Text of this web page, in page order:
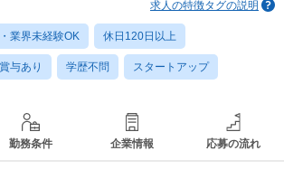
求人の特徴タグの説明
業界未経験OK 休日120日以上
賞与あり 学歴不問 スタートアップ
勤務条件 企業情報 応募の流れ